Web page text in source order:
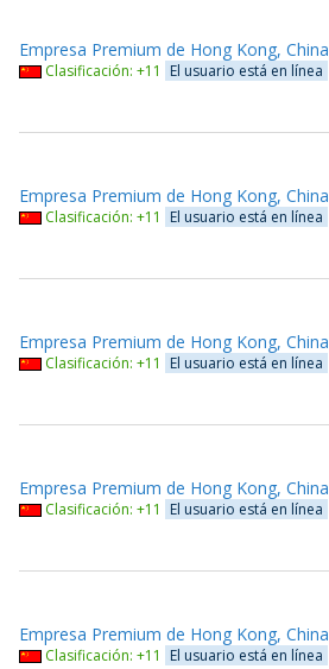
Empresa Premium de Hong Kong, China
Clasificación: +11
El usuario está en línea
Empresa Premium de Hong Kong, China
Clasificación: +11
El usuario está en línea
Empresa Premium de Hong Kong, China
Clasificación: +11
El usuario está en línea
Empresa Premium de Hong Kong, China
Clasificación: +11
El usuario está en línea
Empresa Premium de Hong Kong, China
Clasificación: +11
El usuario está en línea